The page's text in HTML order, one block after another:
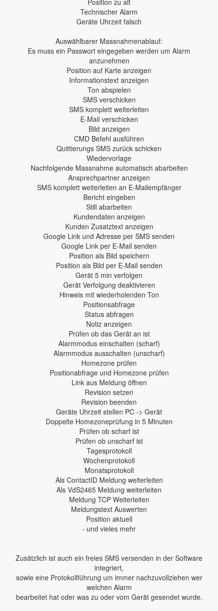
Position zu alt
Technischer Alarm
Geräte Uhrzeit falsch
Auswählbarer Massnahmenablauf:
Es muss ein Passwort eingegeben werden um Alarm
anzunehmen
Position auf Karte anzeigen
Informationstext anzeigen
Ton abspielen
SMS verschicken
SMS komplett weiterleiten
E-Mail verschicken
Bild anzeigen
CMD Befehl ausführen
Quittierungs SMS zurück schicken
Wiedervorlage
Nachfolgende Massnahme automatisch abarbeiten
Ansprechpartner anzeigen
SMS komplett weiterleiten an E-Mailempfänger
Bericht eingeben
Still abarbeiten
Kundendaten anzeigen
Kunden Zusatztext anzeigen
Google Link und Adresse per SMS senden
Google Link per E-Mail senden
Position als Bild speichern
Position als Bild per E-Mail senden
Gerät 5 min verfolgen
Gerät Verfolgung deaktivieren
Hinweis mit wiederholenden Ton
Positionsabfrage
Status abfragen
Notiz anzeigen
Prüfen ob das Gerät an ist
Alarmmodus einschalten (scharf)
Alarmmodus ausschalten (unscharf)
Homezone prüfen
Positionabfrage und Homezone prüfen
Link aus Meldung öffnen
Revision setzen
Revision beenden
Geräte Uhrzeit stellen PC -> Gerät
Doppelte Homezoneprüfung in 5 Minuten
Prüfen ob scharf ist
Prüfen ob unscharf ist
Tagesprotokoll
Wochenprotokoll
Monatsprotokoll
Als ContactID Meldung weiterleiten
Als VdS2465 Meldung weiterleiten
Meldung TCP Weiterleiten
Meldungstext Auswerten
Position aktuell
- und vieles mehr
Zusätzlich ist auch ein freies SMS versenden in der Software
integriert,
sowie eine Protokollführung um immer nachzuvollziehen wer
welchen Alarm
bearbeitet hat oder was zu oder vom Gerät gesendet wurde.